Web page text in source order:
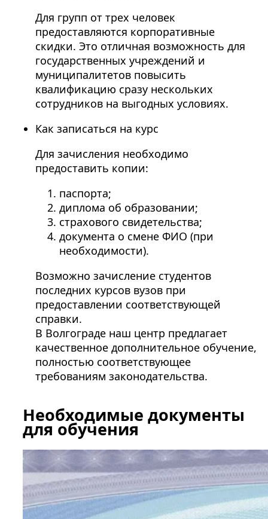
Для групп от трех человек
предоставляются корпоративные
скидки. Это отличная возможность для
государственных учреждений и
муниципалитетов повысить
квалификацию сразу нескольких
сотрудников на выгодных условиях.
Как записаться на курс
Для зачисления необходимо
предоставить копии:
паспорта;
диплома об образовании;
страхового свидетельства;
документа о смене ФИО (при
необходимости).
Возможно зачисление студентов
последних курсов вузов при
предоставлении соответствующей
справки.
В Волгограде наш центр предлагает
качественное дополнительное обучение,
полностью соответствующее
требованиям законодательства.
Необходимые документы
для обучения